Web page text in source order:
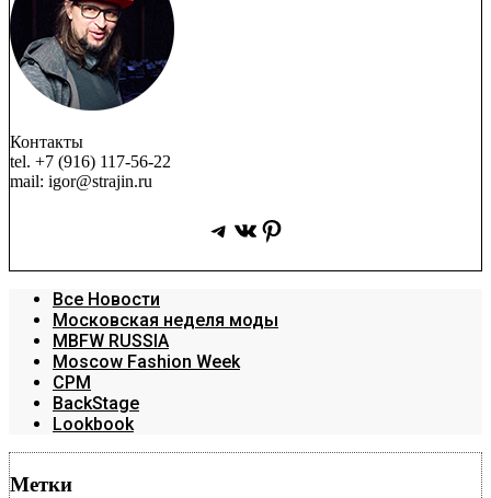
Контакты
tel. +7 (916) 117-56-22
mail: igor@strajin.ru
Telegram
ВКонтакте
Pinterest
Все Новости
Московская неделя моды
MBFW RUSSIA
Moscow Fashion Week
CPM
BackStage
Lookbook
Метки